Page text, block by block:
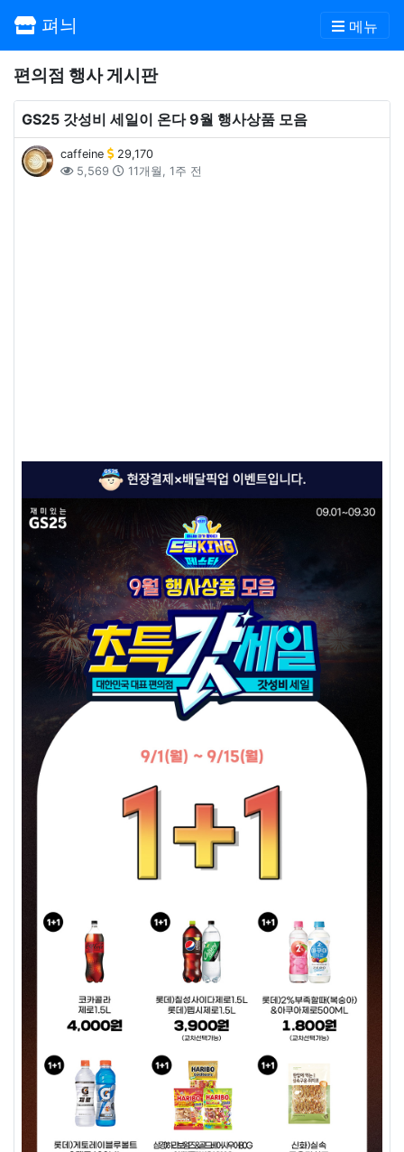
펴늬 메뉴
편의점 행사 게시판
GS25 갓성비 세일이 온다 9월 행사상품 모음
caffeine
29,170
5,569
11개월, 1주 전